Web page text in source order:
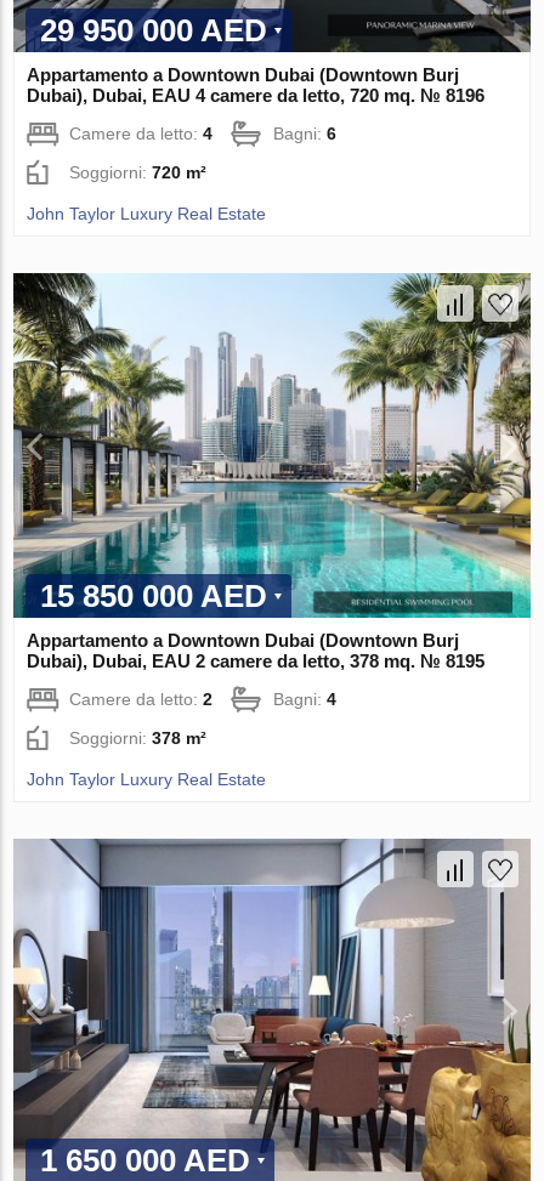
29 950 000 AED
Appartamento a Downtown Dubai (Downtown Burj
Dubai), Dubai, EAU 4 camere da letto, 720 mq. № 8196
Camere da letto:4 Bagni:6
Soggiorni:720 m²
John Taylor Luxury Real Estate
15 850 000 AED
Appartamento a Downtown Dubai (Downtown Burj
Dubai), Dubai, EAU 2 camere da letto, 378 mq. № 8195
Camere da letto:2 Bagni:4
Soggiorni:378 m²
John Taylor Luxury Real Estate
1 650 000 AED